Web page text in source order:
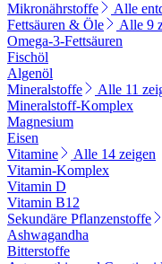
Mikronährstoffe
Alle
Fettsäuren & Öle
Alle 9
Omega-3-Fettsäuren
Fischöl
Algenöl
Mineralstoffe
Alle 11
Mineralstoff-Komplex
Magnesium
Eisen
Vitamine
Alle 14 zeigen
Vitamin-Komplex
Vitamin D
Vitamin B12
Sekundäre Pflanzenstoffe
Ashwagandha
Bitterstoffe